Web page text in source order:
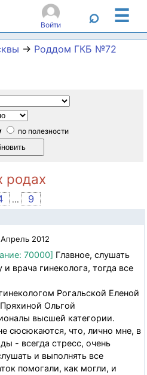
Войти ⌕ ☰
→ Роддом ГКБ №72
по полезности
родах
... 9
Апрель 2012
70000] Главное, слушать
врача гинеколога, тогда все
Рогальской Еленой
Ольгой
высшей категории.
сюсюкаются, что, лично мне, в
- всегда стресс, очень
и выполнять все
помогали, как могли, и